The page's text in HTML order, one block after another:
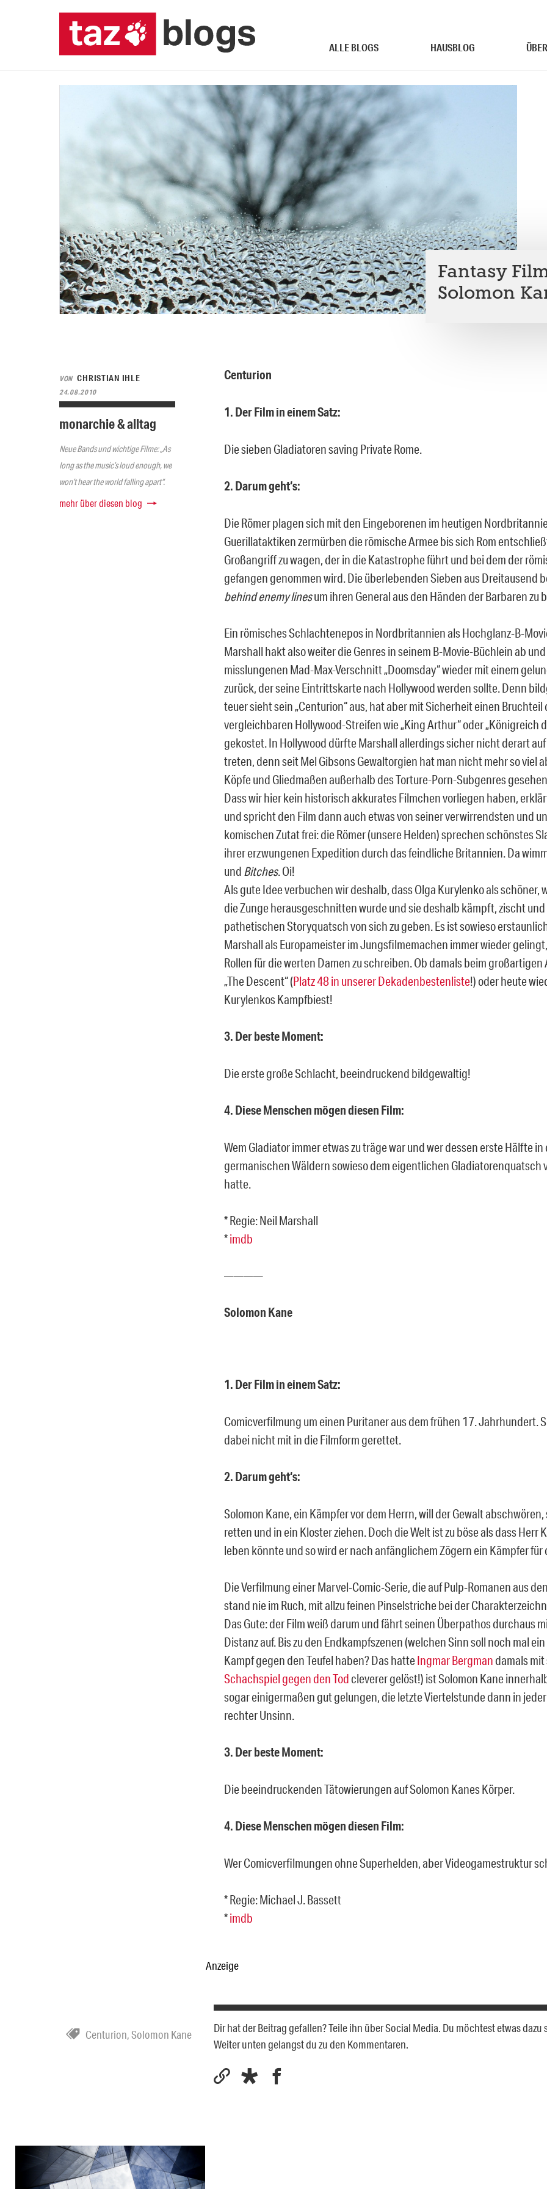
ALLE BLOGS HAUSBLOG
Fantasy
Solomon
VON CHRISTIAN IHLE
24.08.2010
monarchie & alltag
Neue Bands und wichtige Filme: „As
long as the music’s loud enough, we
won’t hear the world falling apart“.
mehr über diesen blog
Centurion
1. Der Film in einem Satz:
Die sieben Gladiatoren saving Private Rome.
2. Darum geht‘s:
Die Römer plagen sich mit den Eingeborenen im heutigen
Guerillataktiken zermürben die römische Armee bis sich Rom
Großangriff zu wagen, der in die Katastrophe führt und bei dem der
gefangen genommen wird. Die überlebenden Sieben aus Dreitausend
behind enemy linesum ihren General aus den Händen der Barbaren zu
Ein römisches Schlachtenepos in Nordbritannien als Hochglanz-B-
Marshall hakt alsoweiter die Genres in seinem B-Movie-Büchlein ab
misslungenen Mad-Max-Verschnitt „Doomsday“ wieder mit einem
zurück, der seine Eintrittskarte nach Hollywood werden sollte. Denn
teuer sieht sein „Centurion“ aus, hat aber mit Sicherheit einen Bruchteil
vergleichbaren Hollywood-Streifen wie „King Arthur“ oder „Königreich
gekostet. In Hollywood dürfte Marshall allerdings sicher nicht derart auf
treten, denn seit Mel Gibsons Gewaltorgien hat man nicht mehr so viel
Köpfe und Gliedmaßen außerhalb des Torture-Porn-Subgenres
Dass wir hier kein historisch akkurates Filmchen vorliegen haben,
und spricht den Film dann auch etwas von seiner verwirrendsten und
komischen Zutat frei: die Römer (unsere Helden) sprechen schönstes
ihrer erzwungenen Expedition durch das feindliche Britannien. Da
und Bitches. Oi!
Als gute Idee verbuchen wir deshalb, dass Olga Kurylenko als schöner,
die Zunge herausgeschnitten wurde und sie deshalb kämpft, zischt
pathetischen Storyquatsch von sich zu geben. Es ist sowieso
Marshall als Europameister im Jungsfilmemachen immer wieder
Rollen für die werten Damen zu schreiben. Ob damals beim
„The Descent“ (Platz 48 in unserer Dekadenbestenliste!) oder heute
Kurylenkos Kampfbiest!
3. Der beste Moment:
Die erste große Schlacht, beeindruckend bildgewaltig!
4. Diese Menschen mögen diesen Film:
Wem Gladiator immer etwas zu träge war und wer dessen erste Hälfte in
germanischen Wäldern sowieso dem eigentlichen Gladiatorenquatsch
hatte.
* Regie: Neil Marshall
*imdb
————
Solomon Kane
1. Der Film in einem Satz:
Comicverfilmung um einen Puritaner aus dem frühen 17. Jahrhundert.
dabei nicht mit in die Filmform gerettet.
2. Darum geht‘s:
Solomon Kane, ein Kämpfer vor dem Herrn, will der Gewalt abschwören,
retten und in ein Kloster ziehen. Doch die Welt ist zu böse als dass Herr
leben könnte und so wird er nach anfänglichem Zögern ein Kämpfer für
Die Verfilmung einer Marvel-Comic-Serie, die auf Pulp-Romanen aus
stand nie im Ruch, mit allzu feinen Pinselstriche bei der
Das Gute: der Film weiß darum und fährt seinen Überpathos durchaus
Distanz auf. Bis zu den Endkampfszenen (welchen Sinn soll noch mal
Kampf gegen den Teufel haben? Das hatteIngmar Bergmandamals mit
Schachspiel gegen den Todcleverer gelöst!) ist Solomon Kane
sogar einigermaßen gut gelungen, die letzte Viertelstunde dann in
rechter Unsinn.
3. Der beste Moment:
Die beeindruckenden Tätowierungen auf Solomon Kanes Körper.
4. Diese Menschen mögen diesen Film:
Wer Comicverfilmungen ohne Superhelden, aber Videogamestruktur
* Regie: Michael J. Bassett
*imdb
Anzeige
Centurion,Solomon Kane
Dir hat der Beitrag gefallen? Teile ihn über Social Media. Du möchtest etwas dazu
Weiter unten gelangst du zu den Kommentaren.